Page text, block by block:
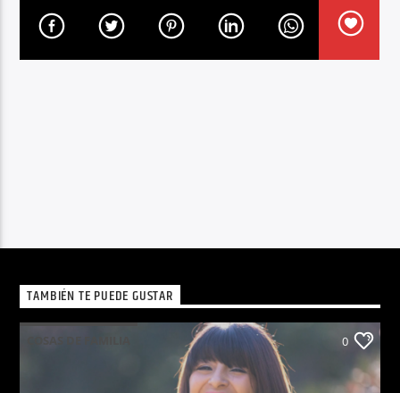
TAMBIÉN TE PUEDE GUSTAR
0